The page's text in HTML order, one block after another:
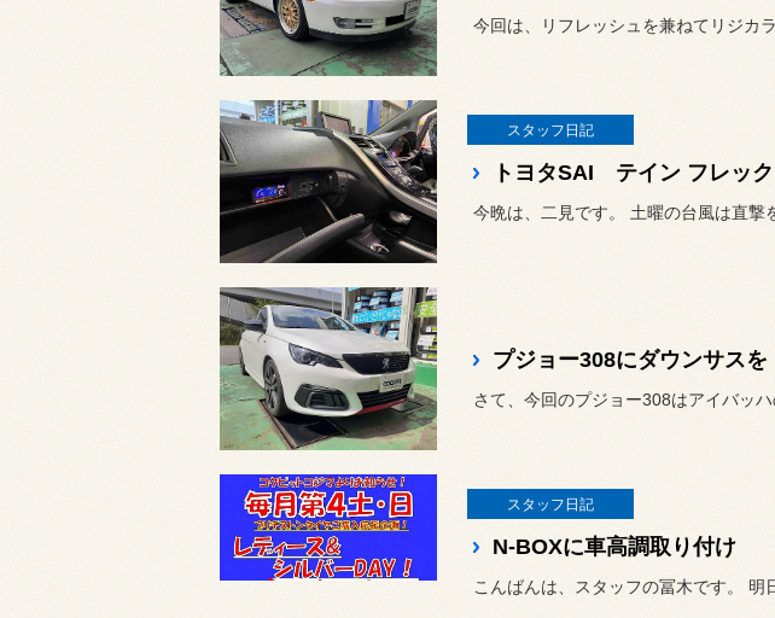
今回は、リフレッシュを兼ねてリジカ
スタッフ日記
今晩は、二見です。 土曜の台風は直撃
プジョー308にダウンサスを
スタッフ日記
N-BOXに車高調取り付け